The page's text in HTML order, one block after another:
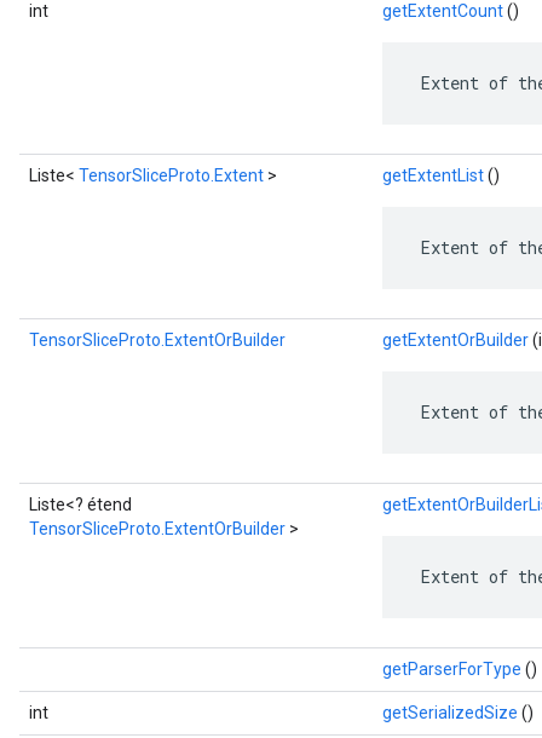
int getExtentCount()
Extent of
Liste< TensorSliceProto.Extent > getExtentList()
Extent of
TensorSliceProto.ExtentOrBuilder getExtentOrBuilder
Extent of
Liste<? étend
TensorSliceProto.ExtentOrBuilder >
Extent of
getParserForType ()
int getSerializedSize ()